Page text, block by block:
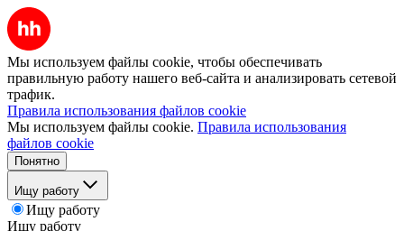
Мы используем файлы cookie, чтобы обеспечивать
правильную работу нашего веб-сайта и анализировать сетевой
трафик.
Правила использования файлов cookie
Мы используем файлы cookie. Правила использования
файлов cookie
Понятно
Ищу работу
Ищу работу
Ищу работу